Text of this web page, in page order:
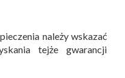
należy wskazać
tejże gwarancji